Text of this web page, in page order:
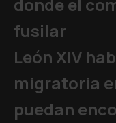
fusilar
León XIV
migratoria
puedan